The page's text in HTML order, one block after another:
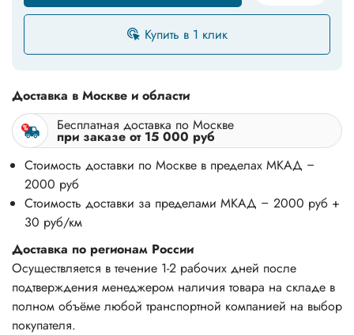
Купить в 1 клик
Доставка в Москве и области
Бесплатная доставка по Москве
при заказе от 15 000 руб
Стоимость доставки по Москве в пределах МКАД –
2000 руб
Стоимость доставки за пределами МКАД – 2000 руб +
30 руб/км
Доставка по регионам России
Осуществляется в течение 1-2 рабочих дней после
подтверждения менеджером наличия товара на складе в
полном объёме любой транспортной компанией на выбор
покупателя.